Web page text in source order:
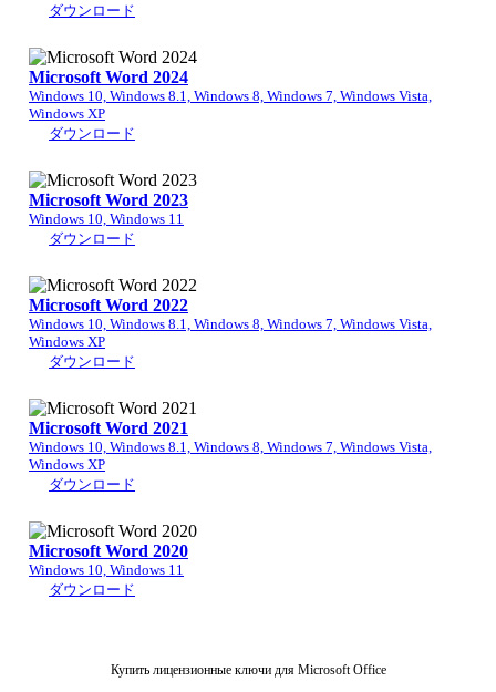
ダウンロード
Microsoft Word 2024
Windows 10, Windows 8.1, Windows 8, Windows 7, Windows Vista,
Windows XP
ダウンロード
Microsoft Word 2023
Windows 10, Windows 11
ダウンロード
Microsoft Word 2022
Windows 10, Windows 8.1, Windows 8, Windows 7, Windows Vista,
Windows XP
ダウンロード
Microsoft Word 2021
Windows 10, Windows 8.1, Windows 8, Windows 7, Windows Vista,
Windows XP
ダウンロード
Microsoft Word 2020
Windows 10, Windows 11
ダウンロード
Купить лицензионные ключи для Microsoft Office